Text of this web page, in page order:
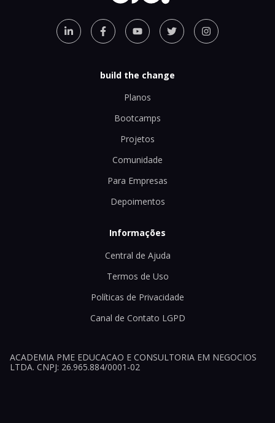
build the change
Planos
Bootcamps
Projetos
Comunidade
Para Empresas
Depoimentos
Informações
Central de Ajuda
Termos de Uso
Políticas de Privacidade
Canal de Contato LGPD
ACADEMIA PME EDUCACAO E CONSULTORIA EM NEGOCIOS
LTDA. CNPJ: 26.965.884/0001-02